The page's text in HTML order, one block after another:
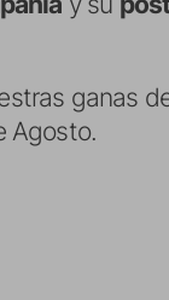
ganas
Agosto.